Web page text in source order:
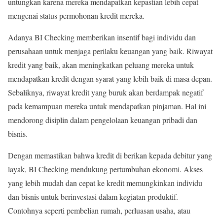
mengenai status permohonan kredit mereka.
Adanya BI Checking memberikan insentif bagi individu dan
perusahaan untuk menjaga perilaku keuangan yang baik. Riwayat
kredit yang baik, akan meningkatkan peluang mereka untuk
mendapatkan kredit dengan syarat yang lebih baik di masa depan.
Sebaliknya, riwayat kredit yang buruk akan berdampak negatif
pada kemampuan mereka untuk mendapatkan pinjaman. Hal ini
mendorong disiplin dalam pengelolaan keuangan pribadi dan
bisnis.
Dengan memastikan bahwa kredit di berikan kepada debitur yang
layak, BI Checking mendukung pertumbuhan ekonomi. Akses
yang lebih mudah dan cepat ke kredit memungkinkan individu
dan bisnis untuk berinvestasi dalam kegiatan produktif.
Contohnya seperti pembelian rumah, perluasan usaha, atau